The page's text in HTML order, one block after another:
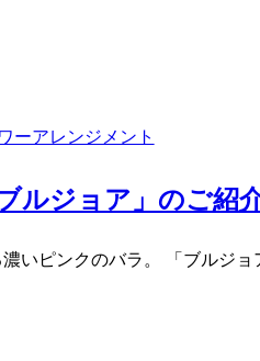
ーアレンジメント
ルジョア」のご紹
いピンクのバラ。 「ブルジ